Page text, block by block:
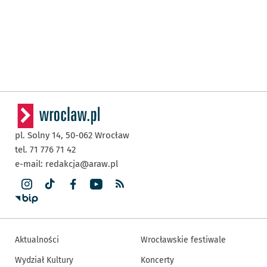
pl. Solny 14, 50-062 Wrocław
tel. 71 776 71 42
e-mail: redakcja@araw.pl
Aktualności
Wydział Kultury
Wrocławskie festiwale
Koncerty